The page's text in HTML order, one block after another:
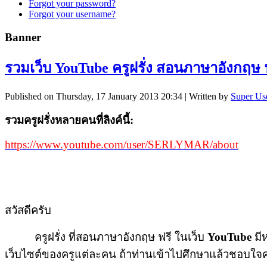
Forgot your password?
Forgot your username?
Banner
รวมเว็บ YouTube ครูฝรั่ง สอนภาษาอังกฤษ
Published on Thursday, 17 January 2013 20:34 | Written by Super
รวมครูฝรั่งหลายคนที่ลิงค์นี้:
https://www.youtube.com/user/SERLYMAR/about
สวัสดีครับ
ครูฝรั่ง ที่สอนภาษาอังกฤษ ฟรี ในเว็บ YouTube มี
เว็บไซต์ของครูแต่ละคน ถ้าท่านเข้าไปศึกษาแล้วชอบ